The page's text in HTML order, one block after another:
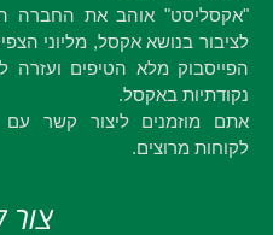
"אקסליסט" אוהב את החברה
לציבור בנושא אקסל, מליוני
הפייסבוק מלא הטיפים ועזרה
נקודתיות באקסל.
אתם מוזמנים ליצור קשר
לקוחות מרוצים.